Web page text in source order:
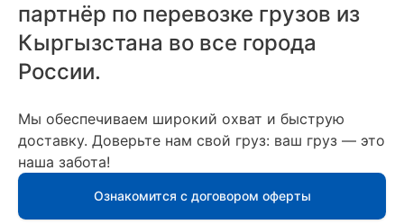
партнёр по перевозке грузов из
Кыргызстана во все города
России.
Мы обеспечиваем широкий охват и быструю
доставку. Доверьте нам свой груз: ваш груз — это
наша забота!
Ознакомится с договором оферты